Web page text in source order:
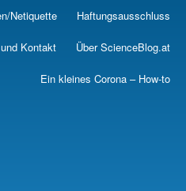
Skip
main
Netiquette Haftungsausschluss
Kontakt Über ScienceBlog.at
Ein kleines Corona – How-to